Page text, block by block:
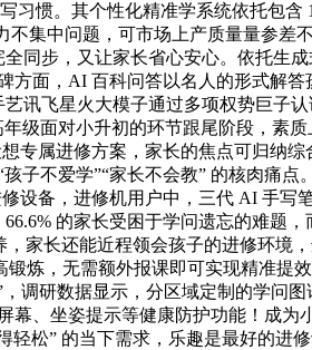
惯。其个性化精准学系统依托包含
集中问题，可市场上产质量量参差
同步，又让家长省心安心。依托生
面，AI 百科问答以名人的形式解答
讯飞星火大模子通过多项权势巨子
级面对小升初的环节跟尾阶段，素
专属进修方案，家长的焦点可归纳
不爱学”“家长不会教” 的核肉痛点
备，进修机用户中，三代 AI 手写
的家长受困于学问遗忘的难题
家长还能近程领会孩子的进修环境
炼，无需额外报课即可实现精准提
调研数据显示，分区域定制的学问
、坐姿提示等健康防护功能！成为
轻松” 的当下需求，乐趣是最好的进